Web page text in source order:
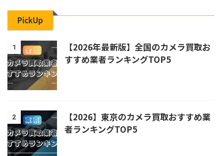
PickUp
1
【2026年最新版】全国のカメラ買取お
すすめ業者ランキングTOP5
2
【2026】東京のカメラ買取おすすめ業
者ランキングTOP5